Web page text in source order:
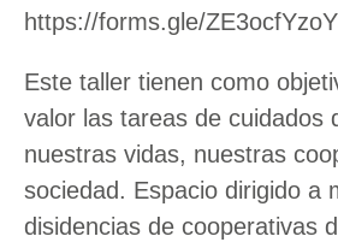
https://forms.gle/
Este taller tienen como
valor las tareas de cuidados
nuestras vidas, nuestras
sociedad. Espacio dirigido a
disidencias de cooperativas